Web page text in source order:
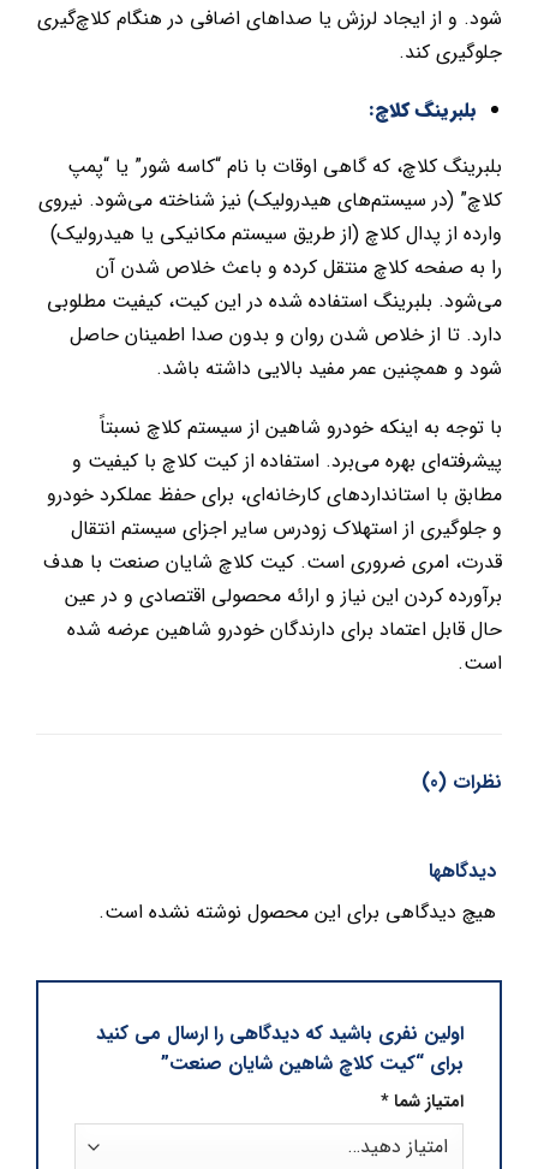
شود. و از ایجاد لرزش یا صداهای اضافی در هنگام کلاچ‌گیری
جلوگیری کند.
بلبرینگ کلاچ:
بلبرینگ کلاچ، که گاهی اوقات با نام “کاسه شور” یا “پمپ
کلاچ” (در سیستم‌های هیدرولیک) نیز شناخته می‌شود. نیروی
وارده از پدال کلاچ (از طریق سیستم مکانیکی یا هیدرولیک)
را به صفحه کلاچ منتقل کرده و باعث خلاص شدن آن
می‌شود. بلبرینگ استفاده شده در این کیت، کیفیت مطلوبی
دارد. تا از خلاص شدن روان و بدون صدا اطمینان حاصل
شود و همچنین عمر مفید بالایی داشته باشد.
با توجه به اینکه خودرو شاهین از سیستم کلاچ نسبتاً
پیشرفته‌ای بهره می‌برد. استفاده از کیت کلاچ با کیفیت و
مطابق با استانداردهای کارخانه‌ای، برای حفظ عملکرد خودرو
و جلوگیری از استهلاک زودرس سایر اجزای سیستم انتقال
قدرت، امری ضروری است. کیت کلاچ شایان صنعت با هدف
برآورده کردن این نیاز و ارائه محصولی اقتصادی و در عین
حال قابل اعتماد برای دارندگان خودرو شاهین عرضه شده
است.
نظرات (0)
دیدگاهها
هیچ دیدگاهی برای این محصول نوشته نشده است.
اولین نفری باشید که دیدگاهی را ارسال می کنید
برای “کیت کلاچ شاهین شایان صنعت”
امتیاز شما*